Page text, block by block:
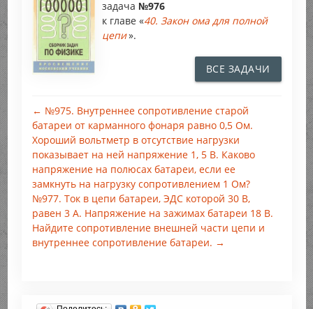
задача №976
к главе «40. Закон ома для полной
цепи».
ВСЕ ЗАДАЧИ
← №975. Внутреннее сопротивление старой
батареи от карманного фонаря равно 0,5 Ом.
Хороший вольтметр в отсутствие нагрузки
показывает на ней напряжение 1, 5 В. Каково
напряжение на полюсах батареи, если ее
замкнуть на нагрузку сопротивлением 1 Ом?
№977. Ток в цепи батареи, ЭДС которой 30 В,
равен 3 А. Напряжение на зажимах батареи 18 В.
Найдите сопротивление внешней части цепи и
внутреннее сопротивление батареи. →